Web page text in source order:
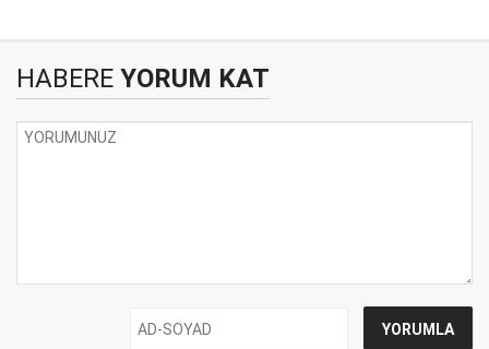
HABERE YORUM KAT